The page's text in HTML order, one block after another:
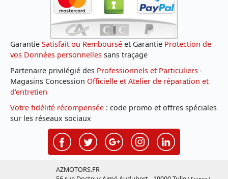
Garantie Satisfait ou Remboursé et Garantie Protection de
vos Données personnelles sans traçage
Partenaire privilégié des Professionnels et Particuliers -
Magasins Concession Officielle et Atelier de réparation et
d'entretien
Votre fidélité récompensée : code promo et offres spéciales
sur les réseaux sociaux
AZMOTORS.FR